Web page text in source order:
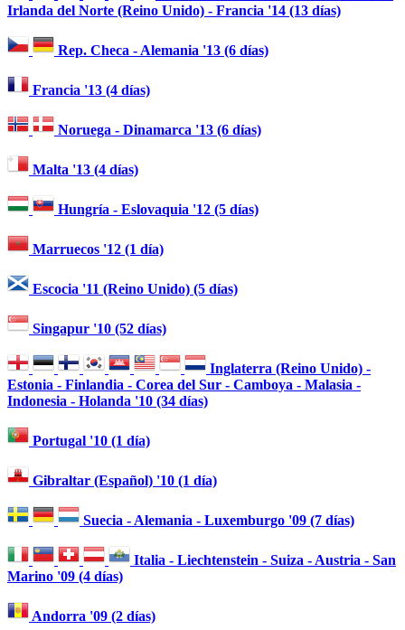
Irlanda del Norte (Reino Unido) - Francia '14 (13 días)
Rep. Checa - Alemania '13 (6 días)
Francia '13 (4 días)
Noruega - Dinamarca '13 (6 días)
Malta '13 (4 días)
Hungría - Eslovaquia '12 (5 días)
Marruecos '12 (1 día)
Escocia '11 (Reino Unido) (5 días)
Singapur '10 (52 días)
Inglaterra (Reino Unido) -
Estonia - Finlandia - Corea del Sur - Camboya - Malasia -
Indonesia - Holanda '10 (34 días)
Portugal '10 (1 día)
Gibraltar (Español) '10 (1 día)
Suecia - Alemania - Luxemburgo '09 (7 días)
Italia - Liechtenstein - Suiza - Austria - San
Marino '09 (4 días)
Andorra '09 (2 días)